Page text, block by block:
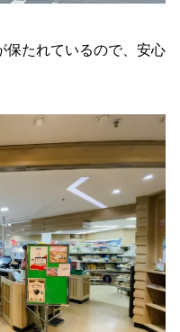
保たれているので、安心